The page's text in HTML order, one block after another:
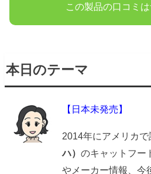
この製品の口コミ
本日のテーマ
【日本未発売】
2014年にアメリカで
ハ）のキャットフー
やメーカー情報、今